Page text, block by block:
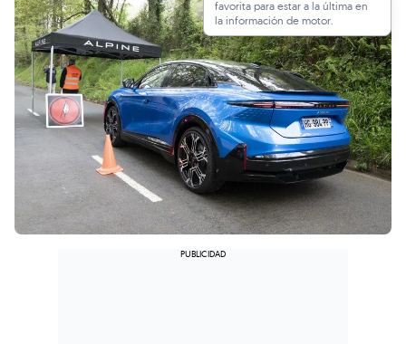
favorita para estar a la última en
la información de motor.